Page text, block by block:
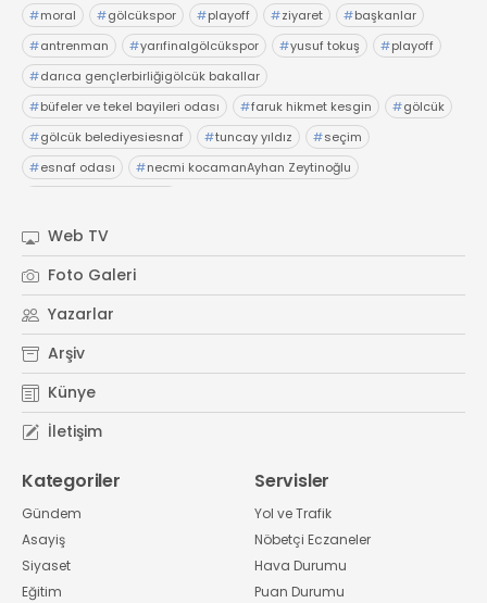
#moral #gölcükspor #playoff #ziyaret #başkanlar
#antrenman #yarıfinalgölcükspor #yusuf tokuş #playoff
#darıca gençlerbirliğigölcük bakallar
#büfeler ve tekel bayileri odası #faruk hikmet kesgin #gölcük
#gölcük belediyesiesnaf #tuncay yıldız #seçim
#esnaf odası #necmi kocamanAyhan Zeytinoğlu
Web TV
Foto Galeri
Yazarlar
Arşiv
Künye
İletişim
Kategoriler
Gündem
Asayiş
Siyaset
Eğitim
Servisler
Yol ve Trafik
Nöbetçi Eczaneler
Hava Durumu
Puan Durumu